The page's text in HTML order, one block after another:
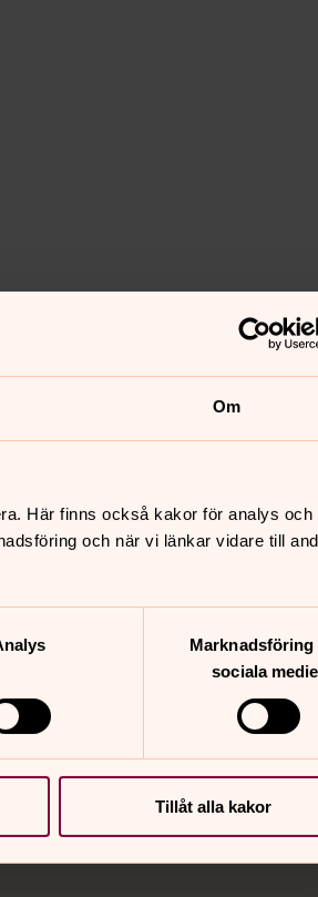
Om
Här finns också kakor för analys och
och när vi länkar vidare till
Marknadsföring
sociala
Tillåt alla kakor